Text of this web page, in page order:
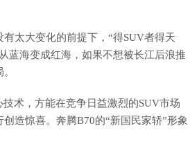
太大变化的前提下，“得SUV者得天
蓝海变成红海，如果不想被长江后浪推
术，方能在竞争日益激烈的SUV市场
造惊喜。奔腾B70的“新国民家轿”形象